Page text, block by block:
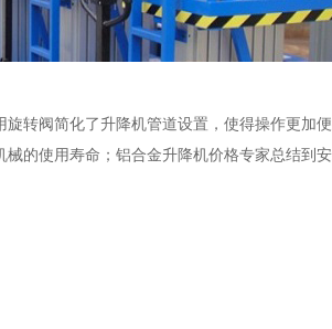
旋转阀简化了升降机管道设置，使得操作更加
械的使用寿命；铝合金升降机价格专家总结到